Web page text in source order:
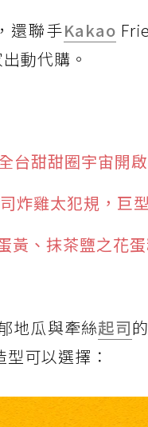
，還聯手Kakao
動代購。
甜甜圈宇宙開啟
炸雞太犯規，巨
、抹茶鹽之花
地瓜與牽絲起司
可以選擇：